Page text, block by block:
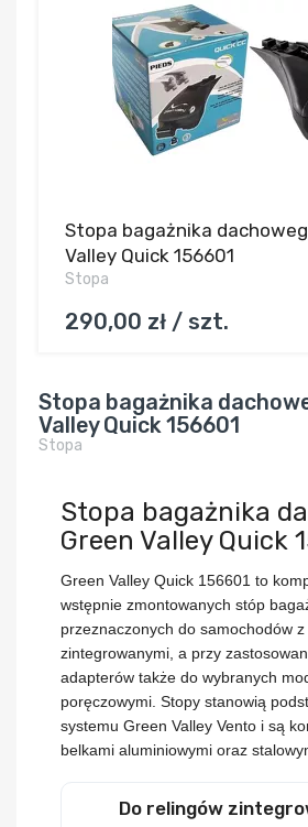
Stopa bagażnika
Valley Quick 156601
Stopa
290,00 zł / szt.
Stopa bagażnika
Valley Quick 156601
Stopa
Stopa bagażnika
Green Valley Quick
Green Valley Quick 156601 to
wstępnie zmontowanych stóp
przeznaczonych do samochodów z
zintegrowanymi, a przy
adapterów także do wybranych
poręczowymi. Stopy stanowią
systemu Green Valley Vento i są
belkami aluminiowymi oraz
Do relingów